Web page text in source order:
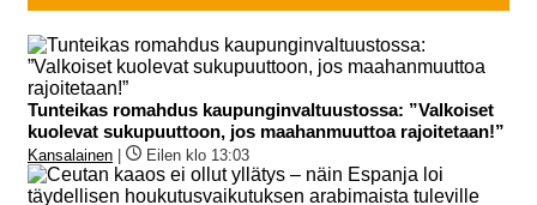
Tunteikas romahdus kaupunginvaltuustossa: ”Valkoiset
kuolevat sukupuuttoon, jos maahanmuuttoa rajoitetaan!”
Kansalainen Eilen klo 13:03